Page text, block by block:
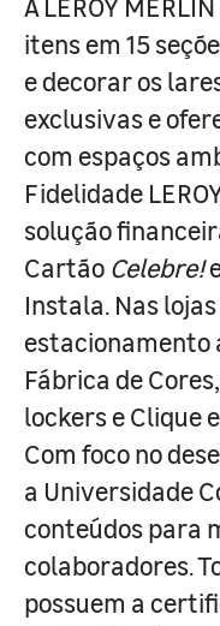
itens em 15
e decorar os
exclusivas e
com espaços
Fidelidade
solução
Cartão Celebre!
Instala. Nas
estacionamento
Fábrica de
lockers e Clique
Com foco no
a Universidade
conteúdos para
colaboradores.
possuem a